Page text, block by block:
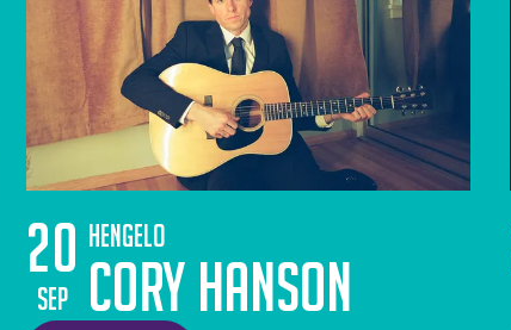
20
sep
Hengelo
Cory Hanson